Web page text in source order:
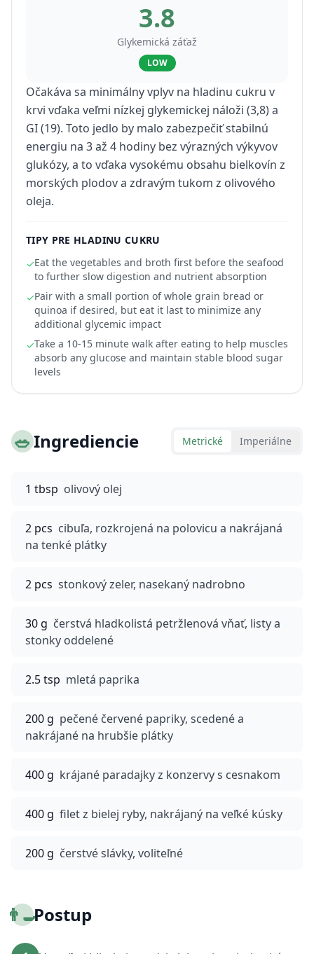
3.8
Glykemická záťaž
LOW
Očakáva sa minimálny vplyv na hladinu cukru v
krvi vďaka veľmi nízkej glykemickej náloži (3,8) a
GI (19). Toto jedlo by malo zabezpečiť stabilnú
energiu na 3 až 4 hodiny bez výrazných výkyvov
glukózy, a to vďaka vysokému obsahu bielkovín z
morských plodov a zdravým tukom z olivového
oleja.
TIPY PRE HLADINU CUKRU
✓Eat the vegetables and broth first before the seafood
to further slow digestion and nutrient absorption
✓Pair with a small portion of whole grain bread or
quinoa if desired, but eat it last to minimize any
additional glycemic impact
✓Take a 10-15 minute walk after eating to help muscles
absorb any glucose and maintain stable blood sugar
levels
🥗Ingrediencie Metrické Imperiálne
1 tbsp olivový olej
2 pcs cibuľa, rozkrojená na polovicu a nakrájaná
na tenké plátky
2 pcs stonkový zeler, nasekaný nadrobno
30 g čerstvá hladkolistá petržlenová vňať, listy a
stonky oddelené
2.5 tsp mletá paprika
200 g pečené červené papriky, scedené a
nakrájané na hrubšie plátky
400 g krájané paradajky z konzervy s cesnakom
400 g filet z bielej ryby, nakrájaný na veľké kúsky
200 g čerstvé slávky, voliteľné
👨‍🍳Postup